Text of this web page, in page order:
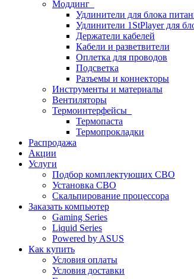
Моддинг
Удлинители для блока
Удлинители 1StPlayer для
Держатели кабелей
Кабели и разветвители
Оплетка для проводов
Подсветка
Разъемы и коннекторы
Инструменты и материалы
Вентиляторы
Термоинтерфейсы
Термопаста
Термопрокладки
Распродажа
Акции
Услуги
Подбор комплектующих СВО
Установка СВО
Скальпирование процессора
Заказать компьютер
Gaming Series
Liquid Series
Powered by ASUS
Как купить
Условия оплаты
Условия доставки